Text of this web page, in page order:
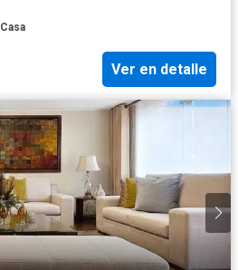
Casa
Ver en detalle